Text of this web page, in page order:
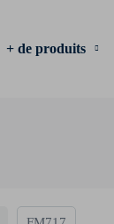
+ de produits